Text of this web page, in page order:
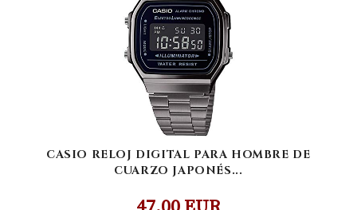
CASIO RELOJ DIGITAL PARA HOMBRE DE
CUARZO JAPONÉS...